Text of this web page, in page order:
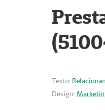
Texto:
Design: